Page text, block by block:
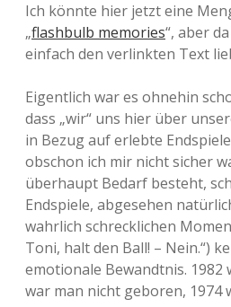
Ich könnte hier jetzt eine
„flashbulb memories“, aber
einfach den verlinkten Text
Eigentlich war es ohnehin
dass „wir“ uns hier über
in Bezug auf erlebte
obschon ich mir nicht sicher
überhaupt Bedarf besteht,
Endspiele, abgesehen
wahrlich schrecklichen
Toni, halt den Ball! – Nein.“)
emotionale Bewandtnis. 1982
war man nicht geboren, 1974